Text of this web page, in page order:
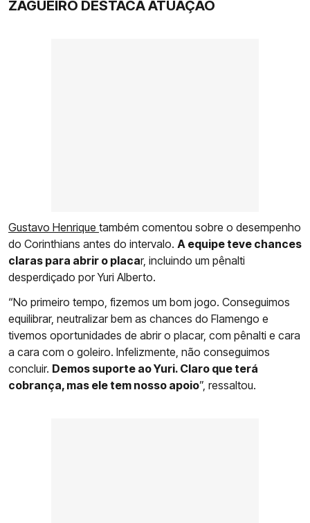
ZAGUEIRO DESTACA ATUAÇÃO
Gustavo Henrique também comentou sobre o desempenho
do Corinthians antes do intervalo. A equipe teve chances
claras para abrir o placar, incluindo um pênalti
desperdiçado por Yuri Alberto.
“No primeiro tempo, fizemos um bom jogo. Conseguimos
equilibrar, neutralizar bem as chances do Flamengo e
tivemos oportunidades de abrir o placar, com pênalti e cara
a cara com o goleiro. Infelizmente, não conseguimos
concluir. Demos suporte ao Yuri. Claro que terá
cobrança, mas ele tem nosso apoio”, ressaltou.